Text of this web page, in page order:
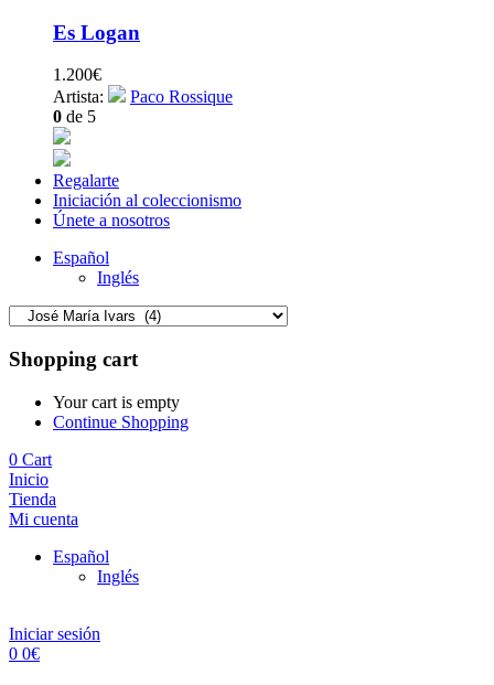
Es Logan
1.200€
Artista:
Paco Rossique
0 de 5
Regalarte
Iniciación al coleccionismo
Únete a nosotros
Español
Inglés
Shopping cart
Your cart is empty
Continue Shopping
0 Cart
Inicio
Tienda
Mi cuenta
Español
Inglés
Iniciar sesión
0 0€